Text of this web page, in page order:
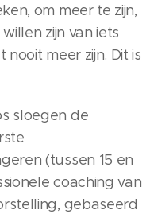
om meer te zijn,
zijn van iets
meer zijn. Dit is
sloegen de
(tussen 15 en
coaching van
gebaseerd